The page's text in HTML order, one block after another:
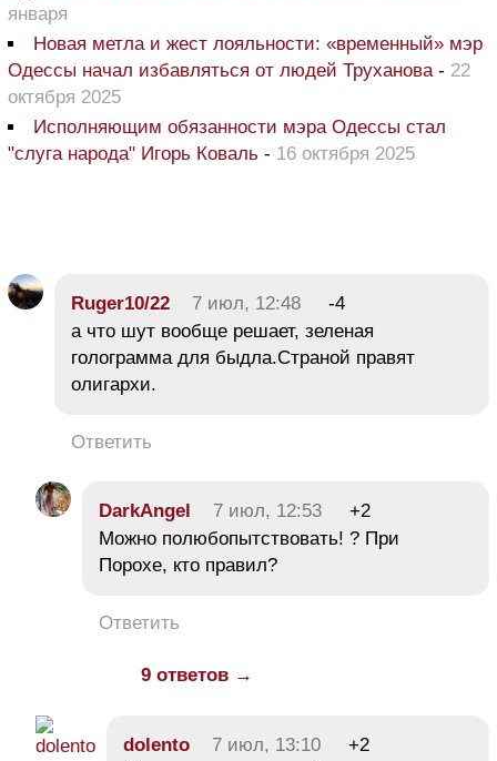
января
Новая метла и жест лояльности: «временный» мэр
Одессы начал избавляться от людей Труханова- 22
октября 2025
Исполняющим обязанности мэра Одессы стал
"слуга народа" Игорь Коваль - 16 октября 2025
Ruger10/22 7 июл, 12:48
-4
а что шут вообще решает, зеленая
голограмма для быдла.Страной правят
олигархи.
Ответить
DarkAngel 7 июл, 12:53
+2
Можно полюбопытствовать! ? При
Порохе, кто правил?
Ответить
9 ответов →
dolento 7 июл, 13:10
+2